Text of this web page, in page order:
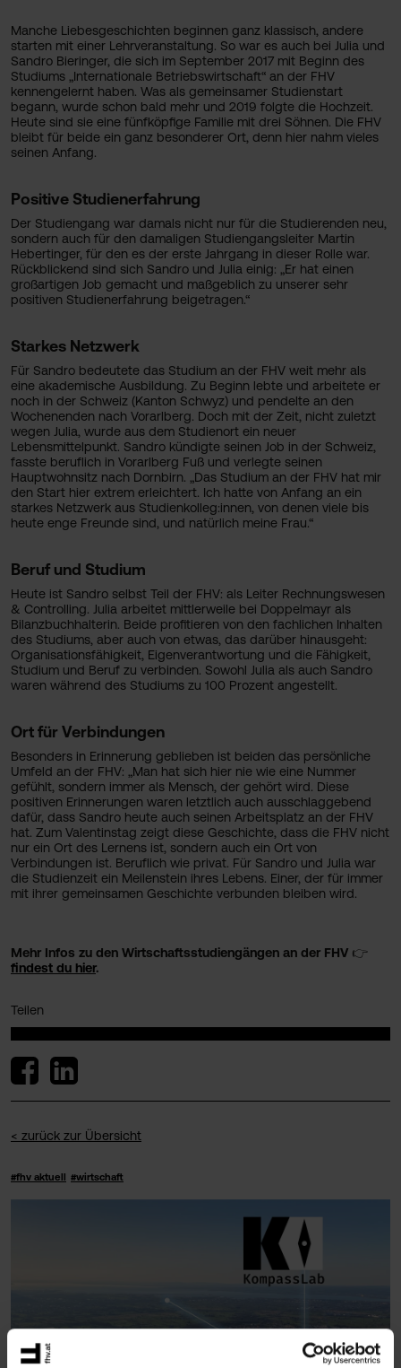
Manche Liebesgeschichten beginnen ganz klassisch, andere
starten mit einer Lehrveranstaltung. So war es auch bei Julia und
Sandro Bieringer, die sich im September 2017 mit Beginn des
Studiums „Internationale Betriebswirtschaft“ an der FHV
kennengelernt haben. Was als gemeinsamer Studienstart
begann, wurde schon bald mehr und 2019 folgte die Hochzeit.
Heute sind sie eine fünfköpfige Familie mit drei Söhnen. Die FHV
bleibt für beide ein ganz besonderer Ort, denn hier nahm vieles
seinen Anfang.
Positive Studienerfahrung
Der Studiengang war damals nicht nur für die Studierenden neu,
sondern auch für den damaligen Studiengangsleiter Martin
Hebertinger, für den es der erste Jahrgang in dieser Rolle war.
Rückblickend sind sich Sandro und Julia einig: „Er hat einen
großartigen Job gemacht und maßgeblich zu unserer sehr
positiven Studienerfahrung beigetragen.“
Starkes Netzwerk
Für Sandro bedeutete das Studium an der FHV weit mehr als
eine akademische Ausbildung. Zu Beginn lebte und arbeitete er
noch in der Schweiz (Kanton Schwyz) und pendelte an den
Wochenenden nach Vorarlberg. Doch mit der Zeit, nicht zuletzt
wegen Julia, wurde aus dem Studienort ein neuer
Lebensmittelpunkt. Sandro kündigte seinen Job in der Schweiz,
fasste beruflich in Vorarlberg Fuß und verlegte seinen
Hauptwohnsitz nach Dornbirn. „Das Studium an der FHV hat mir
den Start hier extrem erleichtert. Ich hatte von Anfang an ein
starkes Netzwerk aus Studienkolleg:innen, von denen viele bis
heute enge Freunde sind, und natürlich meine Frau.“
Beruf und Studium
Heute ist Sandro selbst Teil der FHV: als Leiter Rechnungswesen
& Controlling. Julia arbeitet mittlerweile bei Doppelmayr als
Bilanzbuchhalterin. Beide profitieren von den fachlichen Inhalten
des Studiums, aber auch von etwas, das darüber hinausgeht:
Organisationsfähigkeit, Eigenverantwortung und die Fähigkeit,
Studium und Beruf zu verbinden. Sowohl Julia als auch Sandro
waren während des Studiums zu 100 Prozent angestellt.
Ort für Verbindungen
Besonders in Erinnerung geblieben ist beiden das persönliche
Umfeld an der FHV: „Man hat sich hier nie wie eine Nummer
gefühlt, sondern immer als Mensch, der gehört wird. Diese
positiven Erinnerungen waren letztlich auch ausschlaggebend
dafür, dass Sandro heute auch seinen Arbeitsplatz an der FHV
hat. Zum Valentinstag zeigt diese Geschichte, dass die FHV nicht
nur ein Ort des Lernens ist, sondern auch ein Ort von
Verbindungen ist. Beruflich wie privat. Für Sandro und Julia war
die Studienzeit ein Meilenstein ihres Lebens. Einer, der für immer
mit ihrer gemeinsamen Geschichte verbunden bleiben wird.
Mehr Infos zu den Wirtschaftsstudiengängen an der FHV 👉
findest du hier.
Teilen
< zurück zur Übersicht
#fhv aktuell #wirtschaft